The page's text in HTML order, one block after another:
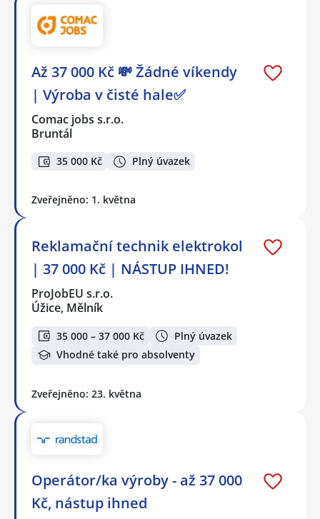
Až 37 000 Kč 💸 Žádné víkendy
| Výroba v čisté hale✅
Comac jobs s.r.o.
Bruntál
35 000 Kč Plný úvazek
Zveřejněno: 1. května
Reklamační technik elektrokol
| 37 000 Kč | NÁSTUP IHNED!
ProJobEU s.r.o.
Úžice, Mělník
35 000 – 37 000 Kč
Plný úvazek
Vhodné také pro absolventy
Zveřejněno: 23. května
Operátor/ka výroby - až 37 000
Kč, nástup ihned